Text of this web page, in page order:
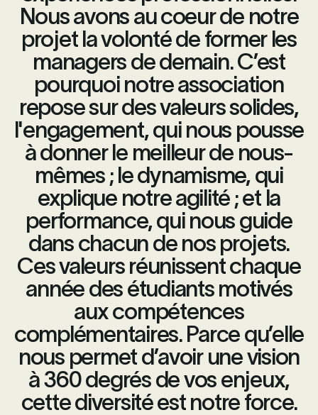
Nous avons au coeur de notre
projet la volonté de former les
managers de demain. C’est
pourquoi notre association
repose sur des valeurs solides,
l'engagement, qui nous pousse
à donner le meilleur de nous-
mêmes ; le dynamisme, qui
explique notre agilité ; et la
performance, qui nous guide
dans chacun de nos projets.
Ces valeurs réunissent chaque
année des étudiants motivés
aux compétences
complémentaires. Parce qu’elle
nous permet d’avoir une vision
à 360 degrés de vos enjeux,
cette diversité est notre force.